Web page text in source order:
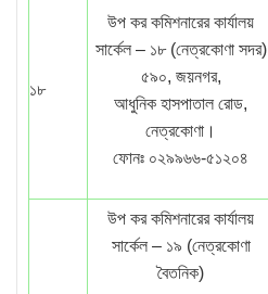
১৮
উপ কর কমিশনারের কার্যালয়
সার্কেল – ১৮ (নেত্রকোণা সদর)
৫৯০, জয়নগর,
আধুনিক হাসপাতাল রোড,
নেত্রকোণা।
ফোনঃ ০২৯৯৬৬-৫১২০৪
উপ কর কমিশনারের কার্যালয়
সার্কেল – ১৯ (নেত্রকোণা
বৈতনিক)